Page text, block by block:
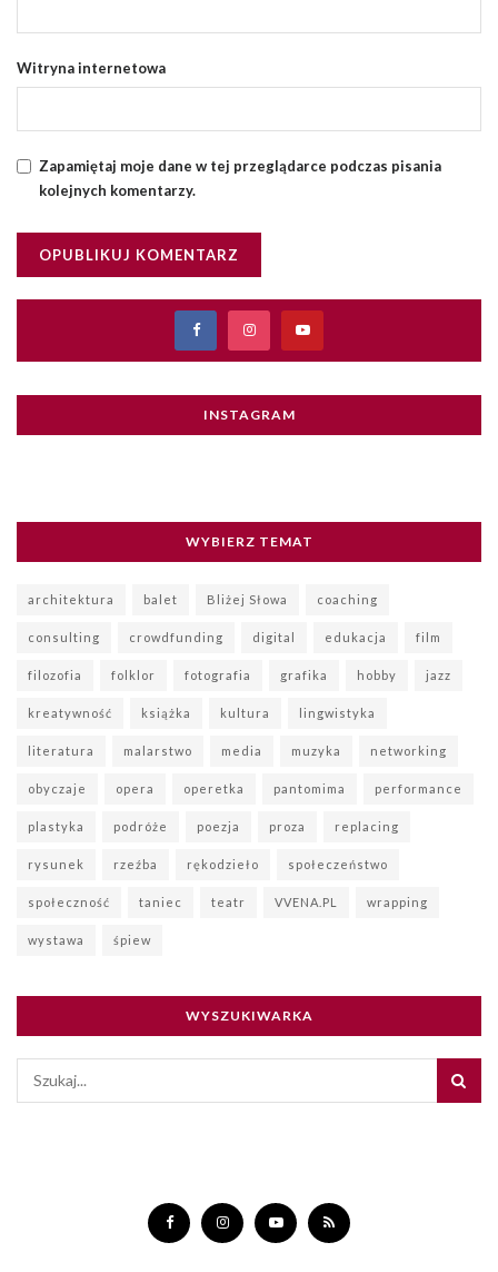
Witryna internetowa
Zapamiętaj moje dane w tej przeglądarce podczas pisania
kolejnych komentarzy.
INSTAGRAM
WYBIERZ TEMAT
architektura balet Bliżej Słowa coaching
consulting crowdfunding digital edukacja film
filozofia folklor fotografia grafika hobby jazz
kreatywność książka kultura lingwistyka
literatura malarstwo media muzyka networking
obyczaje opera operetka pantomima performance
plastyka podróże poezja proza replacing
rysunek rzeźba rękodzieło społeczeństwo
społeczność taniec teatr VVENA.PL wrapping
wystawa śpiew
WYSZUKIWARKA